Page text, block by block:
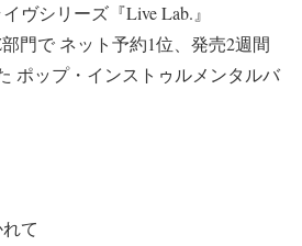
ヴシリーズ『Live Lab.』
門で ネット予約1位、発売2週間
ポップ・インストゥルメンタルバ
て